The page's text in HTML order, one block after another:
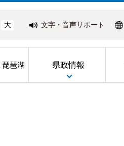
大 文字・音声サポート
琵琶湖 県政情報